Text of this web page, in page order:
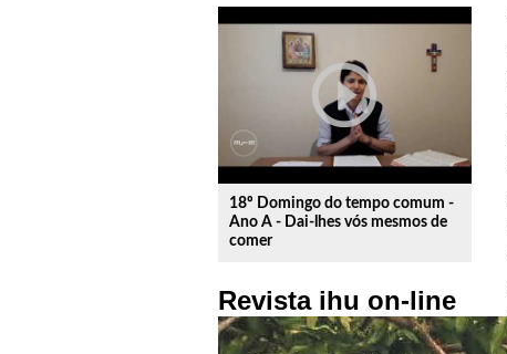
play_circle_outline
18º Domingo do tempo comum -
Ano A - Dai-lhes vós mesmos de
comer
Revista ihu on-line